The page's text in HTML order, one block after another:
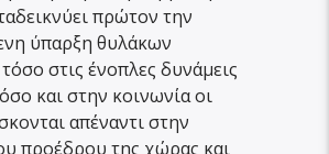
πρώτον την
ύπαρξη θυλάκων
στις ένοπλες δυνάμεις
και στην κοινωνία οι
απέναντι στην
προέδρου της χώρας και